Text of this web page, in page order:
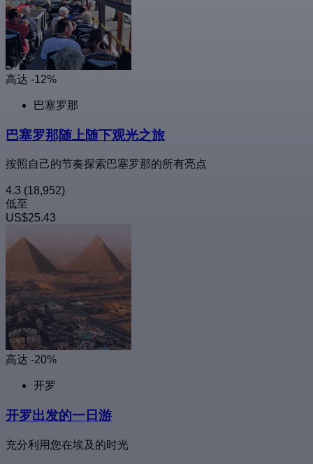
高达 -12%
巴塞罗那
巴塞罗那随上随下观光之旅
按照自己的节奏探索巴塞罗那的所有亮点
4.3 (18,952)
低至
US$25.43
高达 -20%
开罗
开罗出发的一日游
充分利用您在埃及的时光